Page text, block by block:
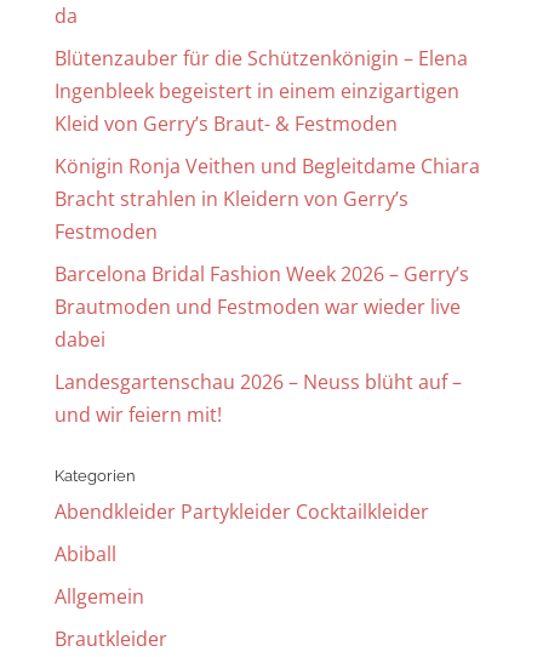
da
Blütenzauber für die Schützenkönigin – Elena
Ingenbleek begeistert in einem einzigartigen
Kleid von Gerry’s Braut- & Festmoden
Königin Ronja Veithen und Begleitdame Chiara
Bracht strahlen in Kleidern von Gerry’s
Festmoden
Barcelona Bridal Fashion Week 2026 – Gerry’s
Brautmoden und Festmoden war wieder live
dabei
Landesgartenschau 2026 – Neuss blüht auf –
und wir feiern mit!
Kategorien
Abendkleider Partykleider Cocktailkleider
Abiball
Allgemein
Brautkleider